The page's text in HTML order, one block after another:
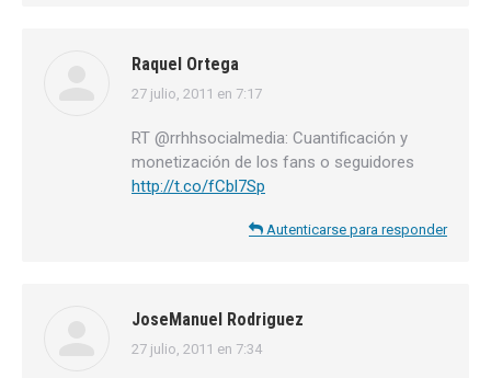
Raquel Ortega
dice:
27 julio, 2011 en 7:17
RT @rrhhsocialmedia: Cuantificación y
monetización de los fans o seguidores
http://t.co/fCbl7Sp
Autenticarse para responder
JoseManuel Rodriguez
dice:
27 julio, 2011 en 7:34